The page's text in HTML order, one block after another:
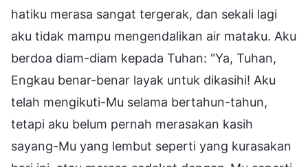
hatiku merasa sangat tergerak, dan sekali lagi
aku tidak mampu mengendalikan air mataku. Aku
berdoa diam-diam kepada Tuhan: "Ya, Tuhan,
Engkau benar-benar layak untuk dikasihi! Aku
telah mengikuti-Mu selama bertahun-tahun,
tetapi aku belum pernah merasakan kasih
sayang-Mu yang lembut seperti yang kurasakan